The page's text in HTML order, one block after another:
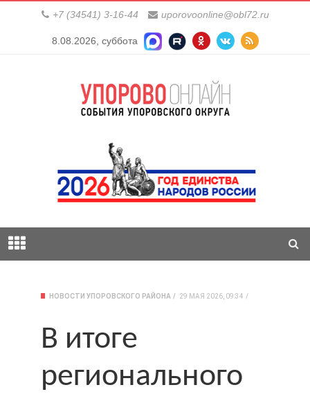
+7 (34541) 3-16-44 uporovoonline@obl72.ru
8.08.2026, суббота
НОВОСТИ УПОРОВСКОГО РАЙОНА 29 МАЯ 2026, 09:34
В итоге
регионального